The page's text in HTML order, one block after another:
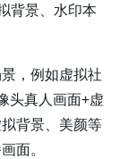
背景、水印本
，例如虚拟社
头真人画面+虚
背景、美颜等
面。